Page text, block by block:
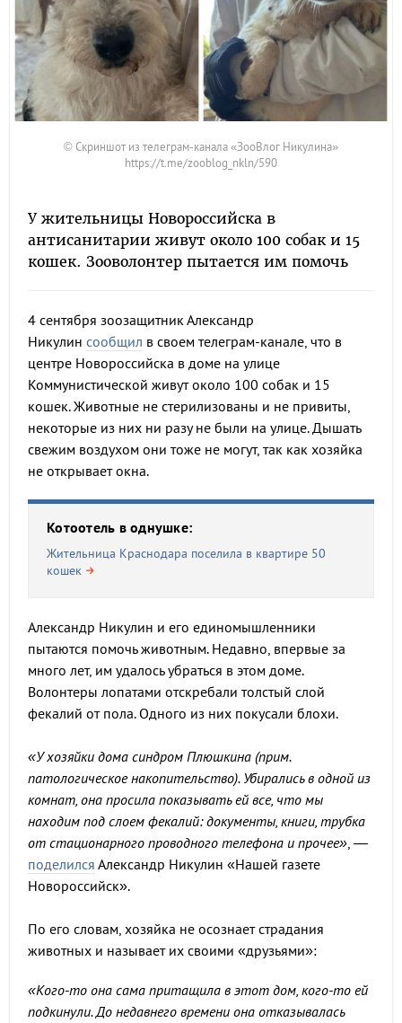
© Скриншот из телеграм-канала «ЗооВлог Никулина»
https://t.me/zooblog_nkln/590
У жительницы Новороссийска в
антисанитарии живут около 100 собак и 15
кошек. Зооволонтер пытается им помочь
4 сентября зоозащитник Александр
Никулин сообщил в своем телеграм-канале, что в
центре Новороссийска в доме на улице
Коммунистической живут около 100 собак и 15
кошек. Животные не стерилизованы и не привиты,
некоторые из них ни разу не были на улице. Дышать
свежим воздухом они тоже не могут, так как хозяйка
не открывает окна.
Котоотель в однушке:
Жительница Краснодара поселила в квартире 50
кошек
Александр Никулин и его единомышленники
пытаются помочь животным. Недавно, впервые за
много лет, им удалось убраться в этом доме.
Волонтеры лопатами отскребали толстый слой
фекалий от пола. Одного из них покусали блохи.
«У хозяйки дома синдром Плюшкина (прим.
патологическое накопительство). Убирались в одной из
комнат, она просила показывать ей все, что мы
находим под слоем фекалий: документы, книги, трубка
от стационарного проводного телефона и прочее», —
поделился Александр Никулин «Нашей газете
Новороссийск».
По его словам, хозяйка не осознает страдания
животных и называет их своими «друзьями»:
«Кого-то она сама притащила в этот дом, кого-то ей
подкинули. До недавнего времени она отказывалась